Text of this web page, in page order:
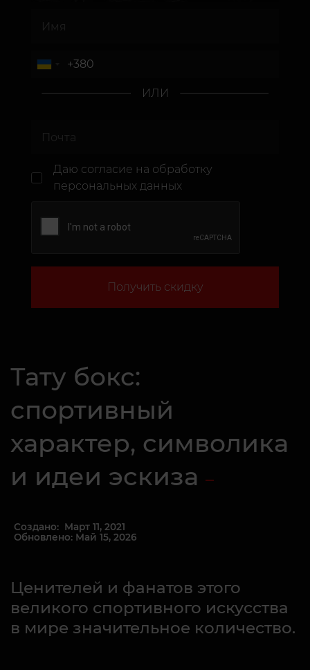
ИЛИ
Даю согласие на обработку
персональных данных
Получить скидку
Тату бокс:
спортивный
характер, символика
и идеи эскиза
Создано: Март 11, 2021
Обновлено: Май 15, 2026
Ценителей и фанатов этого
великого спортивного искусства
в мире значительное количество.